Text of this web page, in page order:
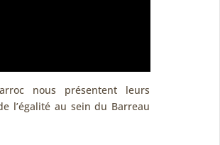
nous présentent leurs
l’égalité au sein du Barreau